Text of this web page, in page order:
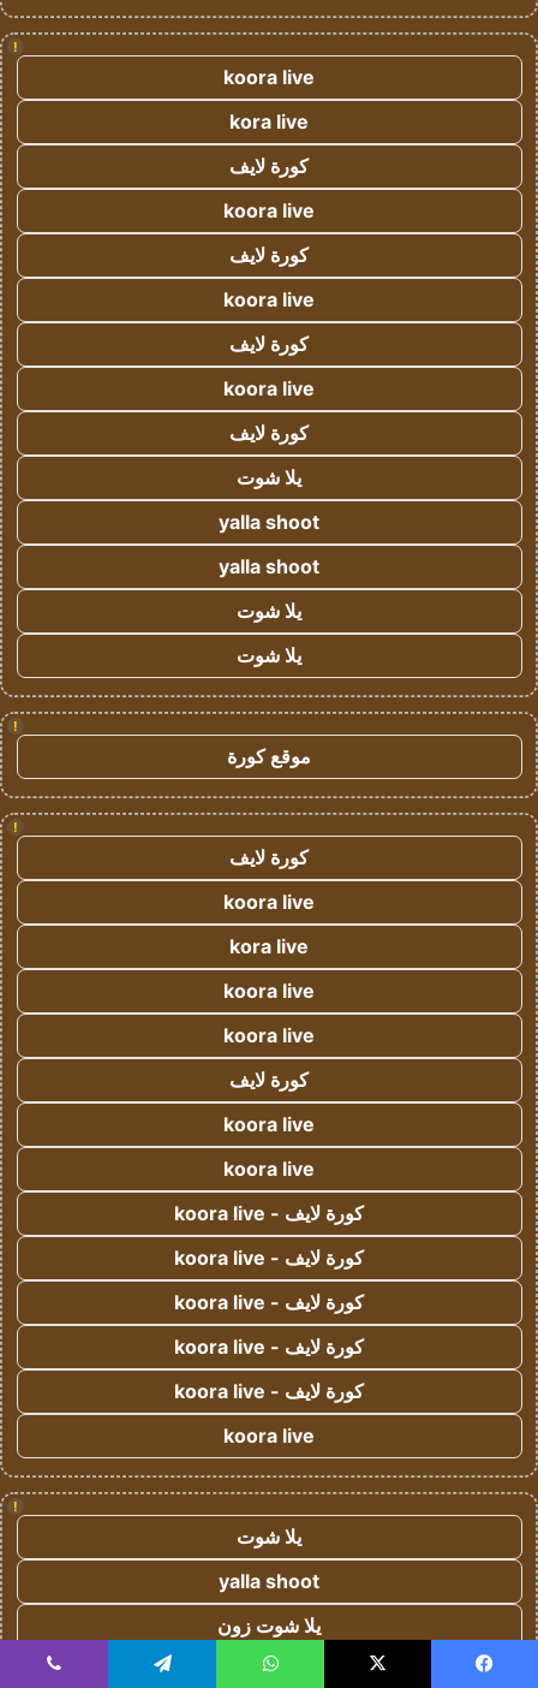
!
koora live
kora live
كورة لايف
koora live
كورة لايف
koora live
كورة لايف
koora live
كورة لايف
يلا شوت
yalla shoot
yalla shoot
يلا شوت
يلا شوت
!
موقع كورة
!
كورة لايف
koora live
kora live
koora live
koora live
كورة لايف
koora live
koora live
كورة لايف - koora live
كورة لايف - koora live
كورة لايف - koora live
كورة لايف - koora live
كورة لايف - koora live
koora live
!
يلا شوت
yalla shoot
يلا شوت زون
يلا لايف